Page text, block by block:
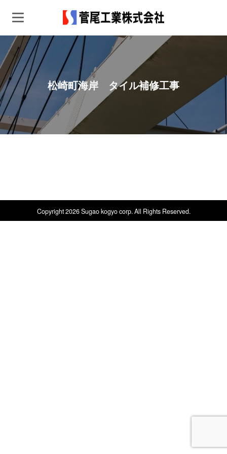
松崎町海岸 タイル補修工事
Copyright 2026 Sugao kogyo corp. All Rights Reserved.